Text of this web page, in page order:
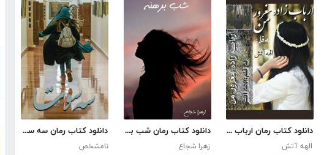
دانلود کتاب رمان ارباب زاده مغرور من
الهه آتش
دانلود کتاب رمان شب برهنه
زهرا شجاع
دانلود کتاب رمان سه سوت
نامشخص